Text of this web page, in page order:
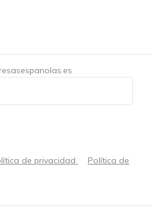
de privacidad
Política de